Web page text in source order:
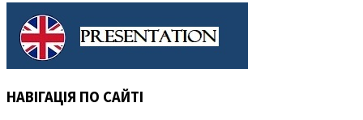
НАВІГАЦІЯ ПО САЙТІ